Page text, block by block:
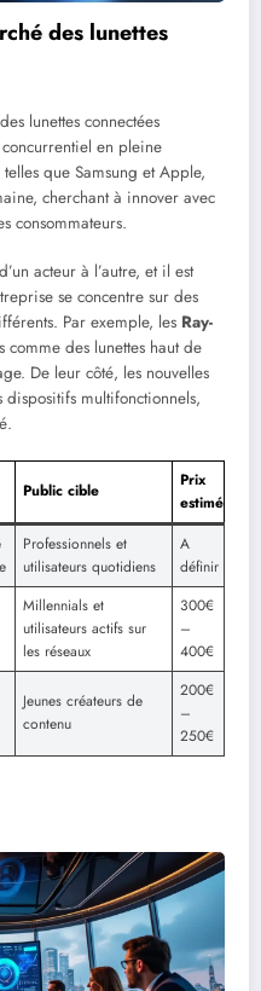
des lunettes
lunettes connectées
concurrentiel en pleine
que Samsung et Apple,
cherchant à innover avec
consommateurs.
acteur à l’autre, et il est
se concentre sur des
Par exemple, les Ray-
comme des lunettes haut de
De leur côté, les nouvelles
dispositifs multifonctionnels,
Public cible
Prix
estimé
Professionnels et
utilisateurs quotidiens
A
définir
Millennials et
utilisateurs actifs sur
les réseaux
300€
–
400€
Jeunes créateurs de
contenu
200€
–
250€